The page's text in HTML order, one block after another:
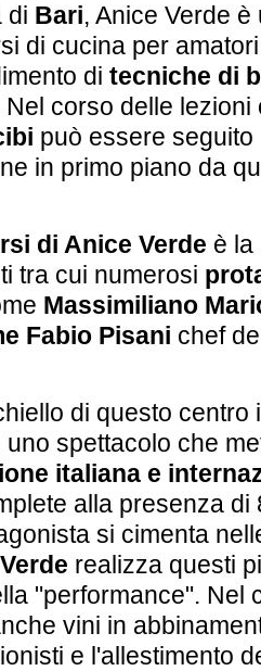
di Bari, Anice Verde
di cucina per
di tecniche di
Nel corso delle lezioni
può essere
in primo piano da
di Anice Verde è la
tra cui numerosi
Massimiliano
Fabio Pisani chef
di questo centro
uno spettacolo che
italiana e
alla presenza di
si cimenta
realizza questi
"performance". Nel
vini in
e l'allestimento